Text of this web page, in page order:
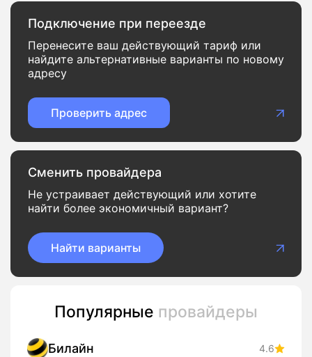
Подключение при переезде
Перенесите ваш действующий тариф или
найдите альтернативные варианты по новому
адресу
Проверить адрес
Сменить провайдера
Не устраивает действующий или хотите
найти более экономичный вариант?
Найти варианты
Популярные провайдеры
Билайн 4.6